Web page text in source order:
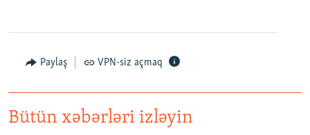
Paylaş VPN-siz açmaq
Bütün xəbərləri izləyin